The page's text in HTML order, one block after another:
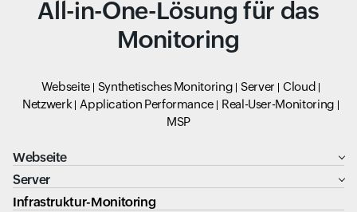
All-in-One-Lösung für das
Monitoring
Webseite Synthetisches Monitoring Server
Cloud
Netzwerk
Application Performance
Real-User-Monitoring
MSP
Webseite
Server
Infrastruktur-Monitoring